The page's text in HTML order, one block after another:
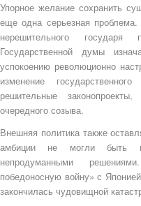
Упорное желание сохранить
еще одна серьезная
нерешительного
Государственной думы
успокоению революционно
изменение
решительные
очередного созыва.
Внешняя политика также
амбиции не могли быть
непродуманными
победоносную войну» с
закончилась чудовищной